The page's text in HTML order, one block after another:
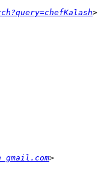
gmail.com